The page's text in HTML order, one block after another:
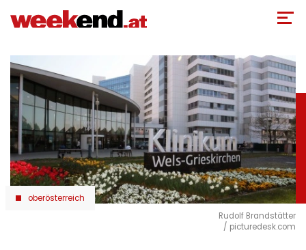
zum
oberösterreich
Rudolf Brandstätter
/ picturedesk.com